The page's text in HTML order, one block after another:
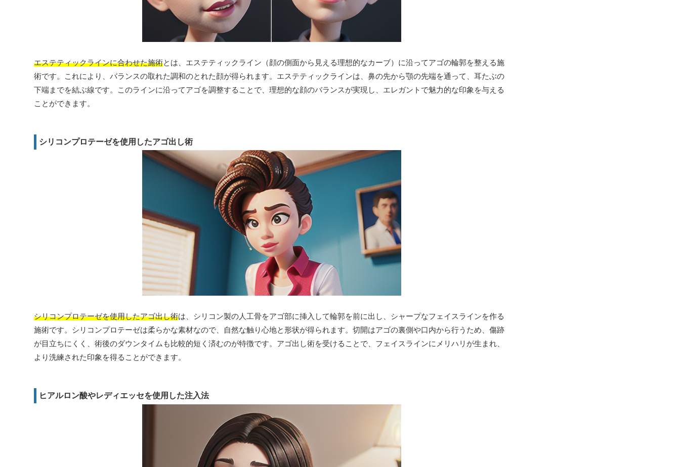
エステティックラインに合わせた施術とは、エステティックライン（顔の側面から見える理想的なカーブ）に沿ってアゴの輪郭を整える施
術です。これにより、バランスの取れた調和のとれた顔が得られます。エステティックラインは、鼻の先から顎の先端を通って、耳たぶの
下端までを結ぶ線です。このラインに沿ってアゴを調整することで、理想的な顔のバランスが実現し、エレガントで魅力的な印象を与える
ことができます。
シリコンプロテーゼを使用したアゴ出し術
シリコンプロテーゼを使用したアゴ出し術は、シリコン製の人工骨をアゴ部に挿入して輪郭を前に出し、シャープなフェイスラインを作る
施術です。シリコンプロテーゼは柔らかな素材なので、自然な触り心地と形状が得られます。切開はアゴの裏側や口内から行うため、傷跡
が目立ちにくく、術後のダウンタイムも比較的短く済むのが特徴です。アゴ出し術を受けることで、フェイスラインにメリハリが生まれ、
より洗練された印象を得ることができます。
ヒアルロン酸やレディエッセを使用した注入法